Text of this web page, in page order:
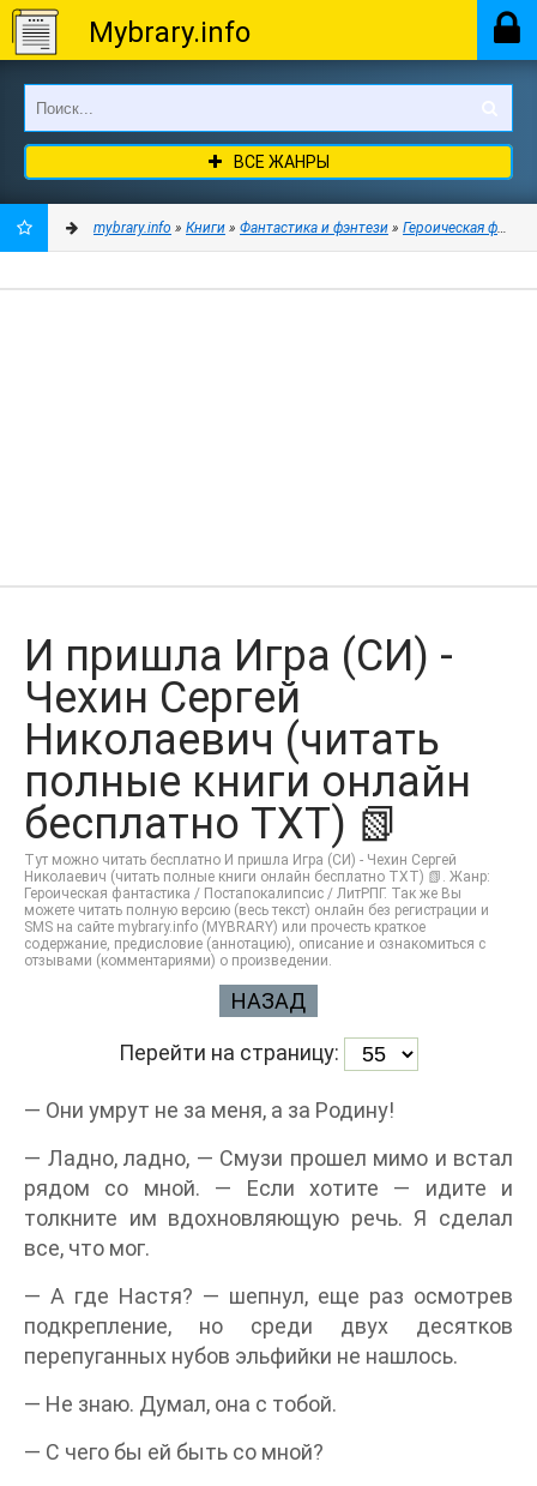
Mybrary.info
ВСЕ ЖАНРЫ
mybrary.info » Книги » Фантастика и фэнтези » Героическая
И пришла Игра (СИ) -
Чехин Сергей
Николаевич (читать
полные книги онлайн
бесплатно TXT) 📗
Тут можно читать бесплатно И пришла Игра (СИ) - Чехин Сергей
Николаевич (читать полные книги онлайн бесплатно TXT) 📗. Жанр:
Героическая фантастика / Постапокалипсис / ЛитРПГ. Так же Вы
можете читать полную версию (весь текст) онлайн без регистрации и
SMS на сайте mybrary.info (MYBRARY) или прочесть краткое
содержание, предисловие (аннотацию), описание и ознакомиться с
отзывами (комментариями) о произведении.
НАЗАД
Перейти на страницу:
— Они умрут не за меня, а за Родину!
— Ладно, ладно, — Смузи прошел мимо и встал
рядом со мной. — Если хотите — идите и
толкните им вдохновляющую речь. Я сделал
все, что мог.
— А где Настя? — шепнул, еще раз осмотрев
подкрепление, но среди двух десятков
перепуганных нубов эльфийки не нашлось.
— Не знаю. Думал, она с тобой.
— С чего бы ей быть со мной?